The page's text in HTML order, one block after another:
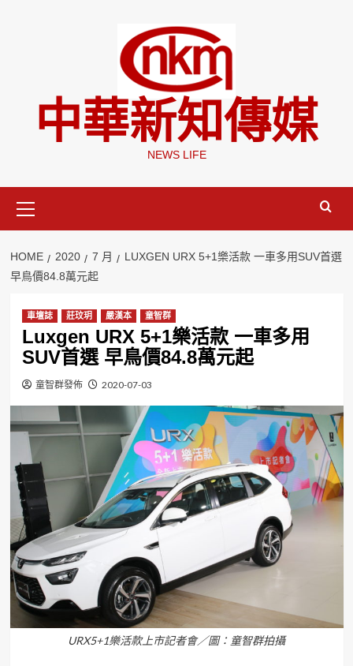
中華新知傳媒
NEWS LIFE
Menu
HOME 2020 7 月
LUXGEN URX 5+1樂活款 一車多用SUV首選
早鳥價84.8萬元起
車壇誌 莊玟玥 嚴漢本 童智群
Luxgen URX 5+1樂活款 一車多用
SUV首選 早鳥價84.8萬元起
童智群發佈 2020-07-03
URX5+1樂活款上市記者會／圖：童智群拍攝